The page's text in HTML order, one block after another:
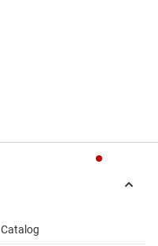
Catalog